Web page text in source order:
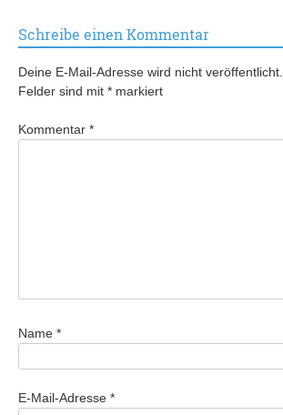
Schreibe einen Kommentar
Deine E-Mail-Adresse wird nicht veröffentlicht.
Felder sind mit * markiert
Kommentar *
Name *
E-Mail-Adresse *